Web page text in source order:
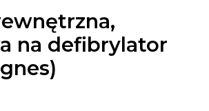
na defibrylator